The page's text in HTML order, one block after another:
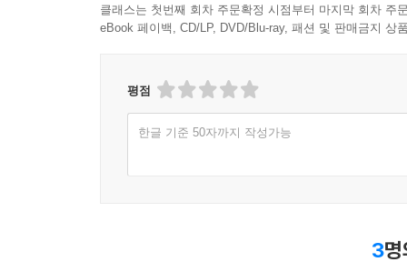
클래스는 첫번째 회차 주문확정 시점부터 마지막 회차 주
eBook 페이백, CD/LP, DVD/Blu-ray, 패션 및 판매금지 상
평점
한글 기준 50자까지 작성가능
3